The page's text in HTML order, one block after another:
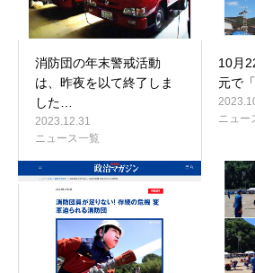
消防団の年末警戒活動
は、昨夜を以て終了しま
した…
2023.12.31
ニュース一覧
10月
元で
ニュー